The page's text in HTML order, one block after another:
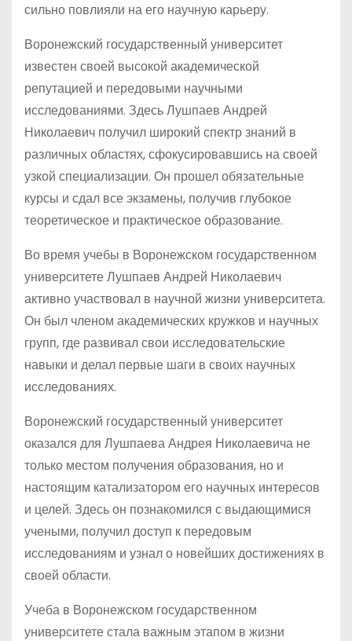
сильно повлияли на его научную карьеру.
Воронежский государственный университет
известен своей высокой академической
репутацией и передовыми научными
исследованиями. Здесь Лушпаев Андрей
Николаевич получил широкий спектр знаний в
различных областях, сфокусировавшись на своей
узкой специализации. Он прошел обязательные
курсы и сдал все экзамены, получив глубокое
теоретическое и практическое образование.
Во время учебы в Воронежском государственном
университете Лушпаев Андрей Николаевич
активно участвовал в научной жизни университета.
Он был членом академических кружков и научных
групп, где развивал свои исследовательские
навыки и делал первые шаги в своих научных
исследованиях.
Воронежский государственный университет
оказался для Лушпаева Андрея Николаевича не
только местом получения образования, но и
настоящим катализатором его научных интересов
и целей. Здесь он познакомился с выдающимися
учеными, получил доступ к передовым
исследованиям и узнал о новейших достижениях в
своей области.
Учеба в Воронежском государственном
университете стала важным этапом в жизни